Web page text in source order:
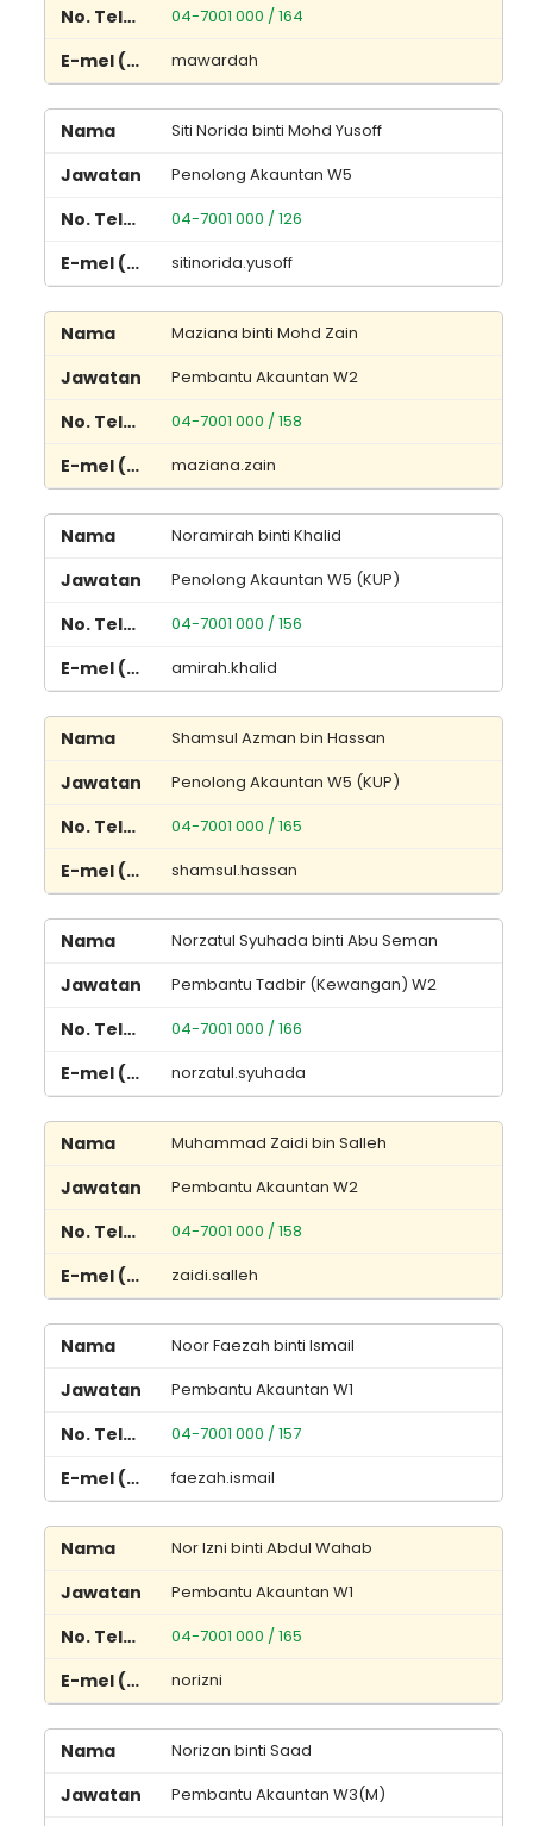
04-7001 000 / 164
mawardah
Siti Norida binti Mohd Yusoff
Penolong Akauntan W5
04-7001 000 / 126
sitinorida.yusoff
Maziana binti Mohd Zain
Pembantu Akauntan W2
04-7001 000 / 158
maziana.zain
Noramirah binti Khalid
Penolong Akauntan W5 (KUP)
04-7001 000 / 156
amirah.khalid
Shamsul Azman bin Hassan
Penolong Akauntan W5 (KUP)
04-7001 000 / 165
shamsul.hassan
Norzatul Syuhada binti Abu Seman
Pembantu Tadbir (Kewangan) W2
04-7001 000 / 166
norzatul.syuhada
Muhammad Zaidi bin Salleh
Pembantu Akauntan W2
04-7001 000 / 158
zaidi.salleh
Noor Faezah binti Ismail
Pembantu Akauntan W1
04-7001 000 / 157
faezah.ismail
Nor Izni binti Abdul Wahab
Pembantu Akauntan W1
04-7001 000 / 165
norizni
Norizan binti Saad
Pembantu Akauntan W3(M)